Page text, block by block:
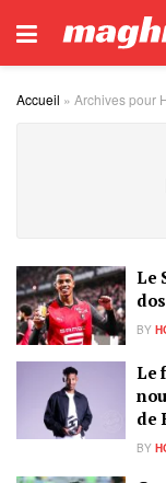
Accueil » Archives pour
Le
BY
Le
de
BY